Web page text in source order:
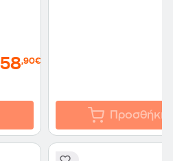
58,90€
Προσθήκη